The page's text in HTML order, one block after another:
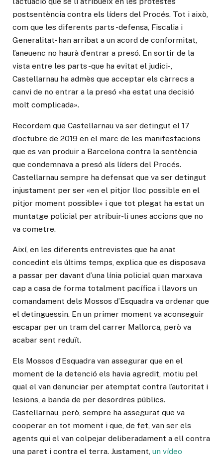
postsentència contra els líders del Procés. Tot i això,
com que les diferents parts -defensa, Fiscalia i
Generalitat- han arribat a un acord de conformitat,
l’aneuenc no haurà d’entrar a presó. En sortir de la
vista entre les parts -que ha evitat el judici-,
Castellarnau ha admès que acceptar els càrrecs a
canvi de no entrar a la presó «ha estat una decisió
molt complicada».
Recordem que Castellarnau va ser detingut el 17
d’octubre de 2019 en el marc de les manifestacions
que es van produir a Barcelona contra la sentència
que condemnava a presó als líders del Procés.
Castellarnau sempre ha defensat que va ser detingut
injustament per ser «en el pitjor lloc possible en el
pitjor moment possible» i que tot plegat ha estat un
muntatge policial per atribuir-li unes accions que no
va cometre.
Així, en les diferents entrevistes que ha anat
concedint els últims temps, explica que es disposava
a passar per davant d’una línia policial quan marxava
cap a casa de forma totalment pacífica i llavors un
comandament dels Mossos d’Esquadra va ordenar que
el detinguessin. En un primer moment va aconseguir
escapar per un tram del carrer Mallorca, però va
acabar sent reduït.
Els Mossos d’Esquadra van assegurar que en el
moment de la detenció els havia agredit, motiu pel
qual el van denunciar per atemptat contra l’autoritat i
lesions, a banda de per desordres públics.
Castellarnau, però, sempre ha assegurat que va
cooperar en tot moment i que, de fet, van ser els
agents qui el van colpejar deliberadament a ell contra
una paret i contra el terra. Justament, un vídeo